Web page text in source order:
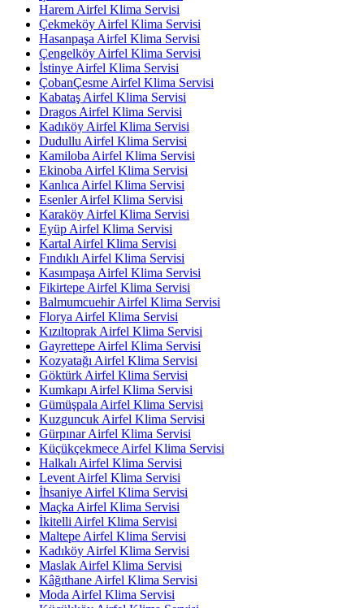
Harem Airfel Klima Servisi
Çekmeköy Airfel Klima Servisi
Hasanpaşa Airfel Klima Servisi
Çengelköy Airfel Klima Servisi
İstinye Airfel Klima Servisi
ÇobanÇesme Airfel Klima Servisi
Kabataş Airfel Klima Servisi
Dragos Airfel Klima Servisi
Kadıköy Airfel Klima Servisi
Dudullu Airfel Klima Servisi
Kamiloba Airfel Klima Servisi
Ekinoba Airfel Klima Servisi
Kanlıca Airfel Klima Servisi
Esenler Airfel Klima Servisi
Karaköy Airfel Klima Servisi
Eyüp Airfel Klima Servisi
Kartal Airfel Klima Servisi
Fındıklı Airfel Klima Servisi
Kasımpaşa Airfel Klima Servisi
Fikirtepe Airfel Klima Servisi
Balmumcuehir Airfel Klima Servisi
Florya Airfel Klima Servisi
Kızıltoprak Airfel Klima Servisi
Gayrettepe Airfel Klima Servisi
Kozyatağı Airfel Klima Servisi
Göktürk Airfel Klima Servisi
Kumkapı Airfel Klima Servisi
Gümüşpala Airfel Klima Servisi
Kuzguncuk Airfel Klima Servisi
Gürpınar Airfel Klima Servisi
Küçükçekmece Airfel Klima Servisi
Halkalı Airfel Klima Servisi
Levent Airfel Klima Servisi
İhsaniye Airfel Klima Servisi
Maçka Airfel Klima Servisi
İkitelli Airfel Klima Servisi
Maltepe Airfel Klima Servisi
Kadıköy Airfel Klima Servisi
Maslak Airfel Klima Servisi
Kâğıthane Airfel Klima Servisi
Moda Airfel Klima Servisi